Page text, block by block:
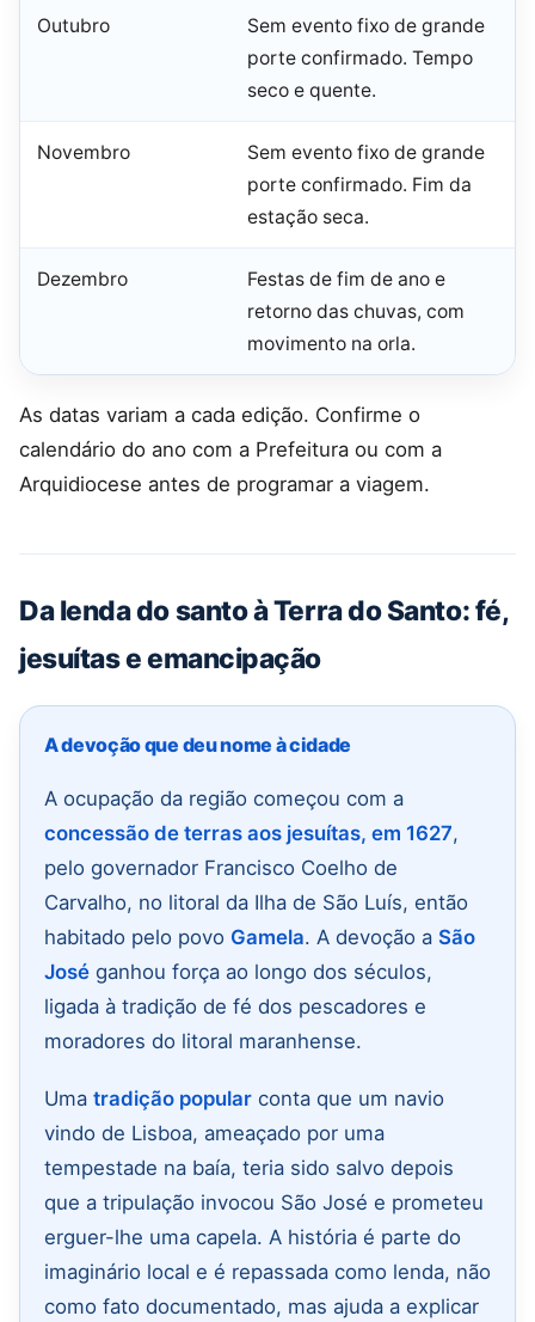
Outubro
Sem evento fixo de grande
porte confirmado. Tempo
seco e quente.
Novembro
Sem evento fixo de grande
porte confirmado. Fim da
estação seca.
Dezembro
Festas de fim de ano e
retorno das chuvas, com
movimento na orla.
As datas variam a cada edição. Confirme o
calendário do ano com a Prefeitura ou com a
Arquidiocese antes de programar a viagem.
Da lenda do santo à Terra do Santo: fé,
jesuítas e emancipação
A devoção que deu nome à cidade
A ocupação da região começou com a
concessão de terras aos jesuítas, em 1627,
pelo governador Francisco Coelho de
Carvalho, no litoral da Ilha de São Luís, então
habitado pelo povo Gamela. A devoção a São
José ganhou força ao longo dos séculos,
ligada à tradição de fé dos pescadores e
moradores do litoral maranhense.
Uma tradição popular conta que um navio
vindo de Lisboa, ameaçado por uma
tempestade na baía, teria sido salvo depois
que a tripulação invocou São José e prometeu
erguer-lhe uma capela. A história é parte do
imaginário local e é repassada como lenda, não
como fato documentado, mas ajuda a explicar